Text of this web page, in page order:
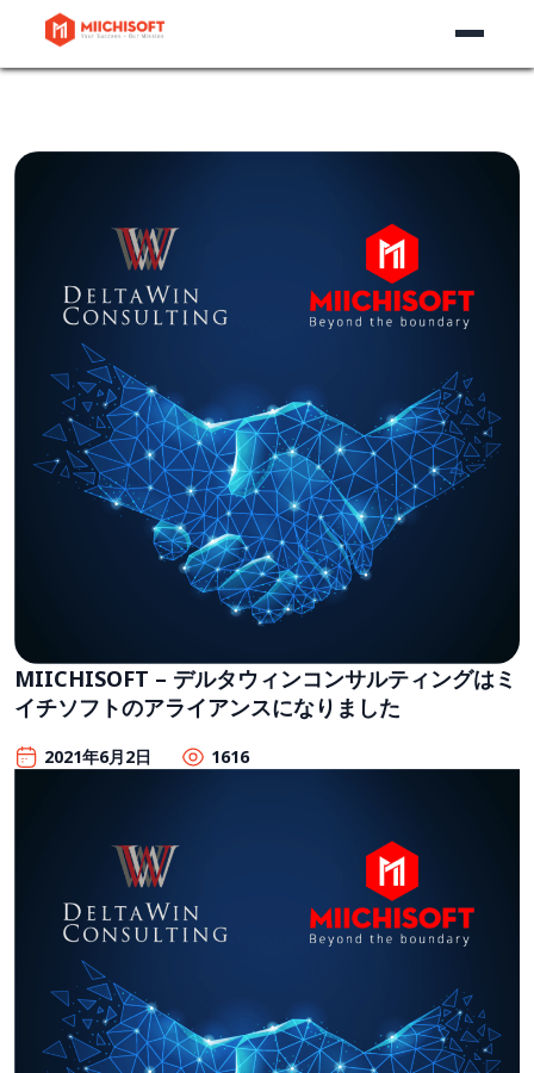
MIICHISOFT – デルタウィンコンサルティングはミ
イチソフトのアライアンスになりました
2021年6月2日 1616